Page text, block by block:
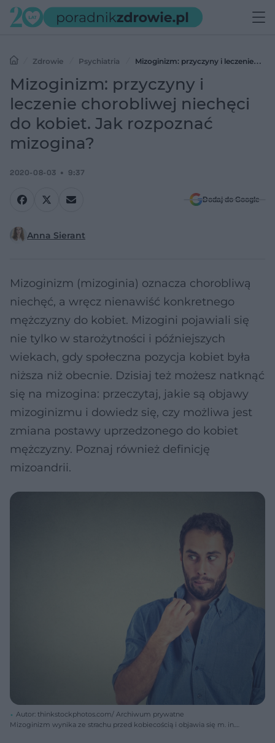
Zdrowie Psychiatria
Mizoginizm: przyczyny i leczenie
chorobliwej niechęci do kobiet. Jak rozpoznać mizogina?
Mizoginizm: przyczyny i
leczenie chorobliwej niechęci
do kobiet. Jak rozpoznać
mizogina?
2020-08-03 9:37
Dodaj do Google
Anna Sierant
Mizoginizm (mizoginia) oznacza chorobliwą
niechęć, a wręcz nienawiść konkretnego
mężczyzny do kobiet. Mizogini pojawiali się
nie tylko w starożytności i późniejszych
wiekach, gdy społeczna pozycja kobiet była
niższa niż obecnie. Dzisiaj też możesz natknąć
się na mizogina: przeczytaj, jakie są objawy
mizoginizmu i dowiedz się, czy możliwa jest
zmiana postawy uprzedzonego do kobiet
mężczyzny. Poznaj również definicję
mizoandrii.
Autor: thinkstockphotos.com/ Archiwum prywatne
Mizoginizm wynika ze strachu przed kobiecością i objawia się m. in.